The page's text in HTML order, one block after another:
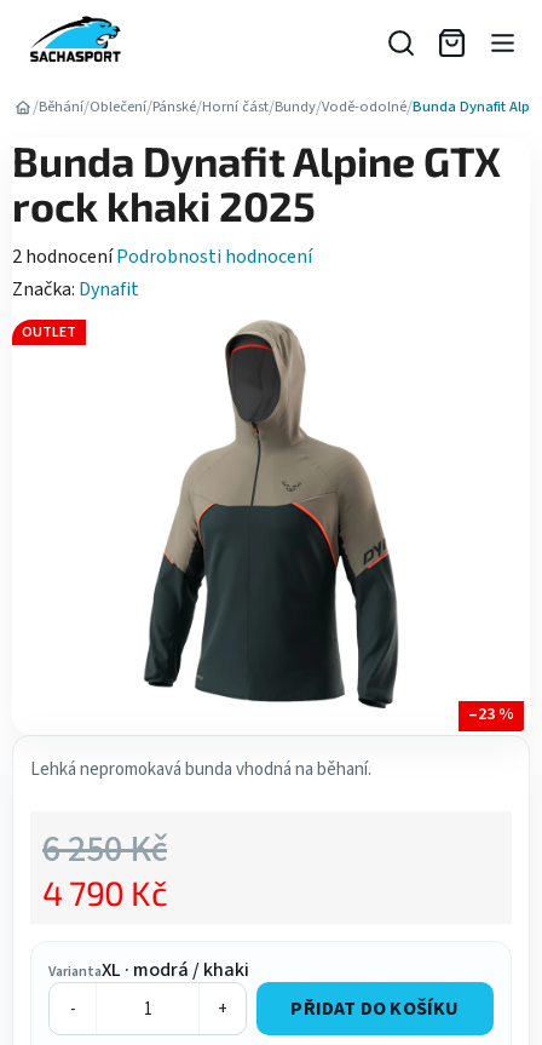
obsah
/Běhání/Oblečení/Pánské/Horní část/Bundy/Vodě-odolné/Bunda Dynafit
Lehká nepromokavá bunda vhodná na běhaní.
VariantaXL · modrá / khaki
- +
PŘIDAT DO KOŠÍKU
6 250 Kč
4 790 Kč
Bunda Dynafit Alpine GTX
rock khaki 2025
Průměrné
hodnocení
produktu
je
2 hodnoceníPodrobnosti hodnocení
Značka: Dynafit
OUTLET
–23 %